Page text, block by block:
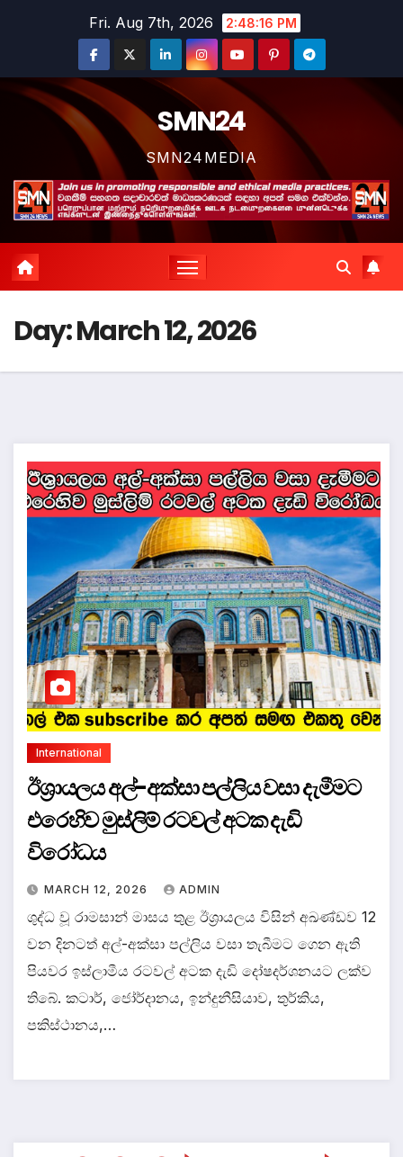
Fri. Aug 7th, 2026 2:48:17 PM
SMN24
SMN24MEDIA
Day:March 12, 2026
International
ඊශ්‍රායලය අල්-අක්සා පල්ලිය වසා දැමීමට
එරෙහිව මුස්ලිම් රටවල් අටක දැඩි
විරෝධය
MARCH 12, 2026 ADMIN
ශුද්ධ වූ රාමසාන් මාසය තුළ ඊශ්‍රායලය විසින් අඛණ්ඩව 12
වන දිනටත් අල්-අක්සා පල්ලිය වසා තැබීමට ගෙන ඇති
පියවර ඉස්ලාමීය රටවල් අටක දැඩි දෝෂදර්ශනයට ලක්ව
තිබේ. කටාර්, ජෝර්දානය, ඉන්දුනීසියාව, තුර්කිය,
පකිස්ථානය,…